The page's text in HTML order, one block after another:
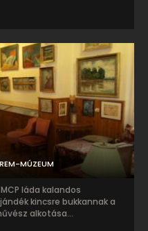
MÚZEUM
láda kalandos
kincsre bukkannak a
alkotása...